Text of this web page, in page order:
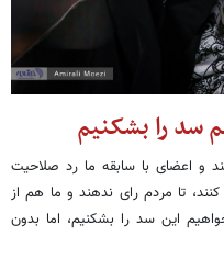
سد را بشکنیم
و اعضای با سابقه ما رد صلاحیت
تا مردم رای ندهند و ما هم از
این سد را بشکنیم، اما بدون